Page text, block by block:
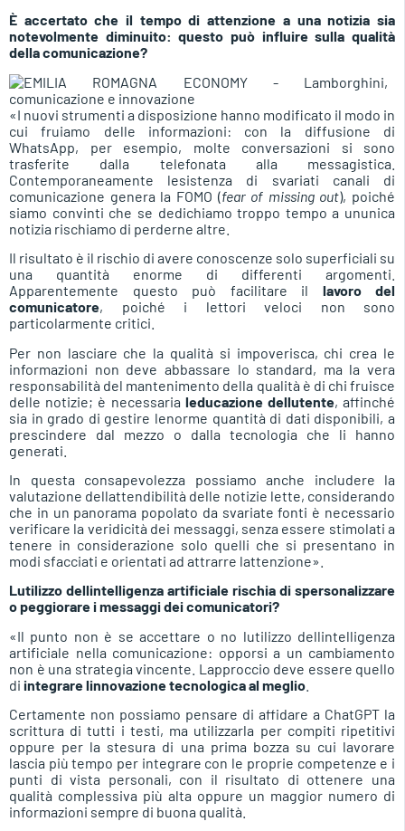
È accertato che il tempo di attenzione a una notizia sia
notevolmente diminuito: questo può influire sulla qualità
della comunicazione?
«I nuovi strumenti a disposizione hanno modificato il modo in
cui fruiamo delle informazioni: con la diffusione di
WhatsApp, per esempio, molte conversazioni si sono
trasferite dalla telefonata alla messagistica.
Contemporaneamente lesistenza di svariati canali di
comunicazione genera la FOMO (fear of missing out), poiché
siamo convinti che se dedichiamo troppo tempo a ununica
notizia rischiamo di perderne altre.
Il risultato è il rischio di avere conoscenze solo superficiali su
una quantità enorme di differenti argomenti.
Apparentemente questo può facilitare il lavoro del
comunicatore, poiché i lettori veloci non sono
particolarmente critici.
Per non lasciare che la qualità si impoverisca, chi crea le
informazioni non deve abbassare lo standard, ma la vera
responsabilità del mantenimento della qualità è di chi fruisce
delle notizie; è necessaria leducazione dellutente, affinché
sia in grado di gestire lenorme quantità di dati disponibili, a
prescindere dal mezzo o dalla tecnologia che li hanno
generati.
In questa consapevolezza possiamo anche includere la
valutazione dellattendibilità delle notizie lette, considerando
che in un panorama popolato da svariate fonti è necessario
verificare la veridicità dei messaggi, senza essere stimolati a
tenere in considerazione solo quelli che si presentano in
modi sfacciati e orientati ad attrarre lattenzione».
Lutilizzo dellintelligenza artificiale rischia di spersonalizzare
o peggiorare i messaggi dei comunicatori?
«Il punto non è se accettare o no lutilizzo dellintelligenza
artificiale nella comunicazione: opporsi a un cambiamento
non è una strategia vincente. Lapproccio deve essere quello
di integrare linnovazione tecnologica al meglio
Certamente non possiamo pensare di affidare a ChatGPT la
scrittura di tutti i testi, ma utilizzarla per compiti ripetitivi
oppure per la stesura di una prima bozza su cui lavorare
lascia più tempo per integrare con le proprie competenze e i
punti di vista personali, con il risultato di ottenere una
qualità complessiva più alta oppure un maggior numero di
informazioni sempre di buona qualità.